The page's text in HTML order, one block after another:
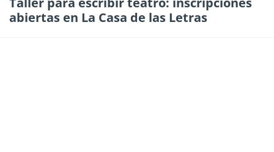
abiertas en La Casa de las Letras